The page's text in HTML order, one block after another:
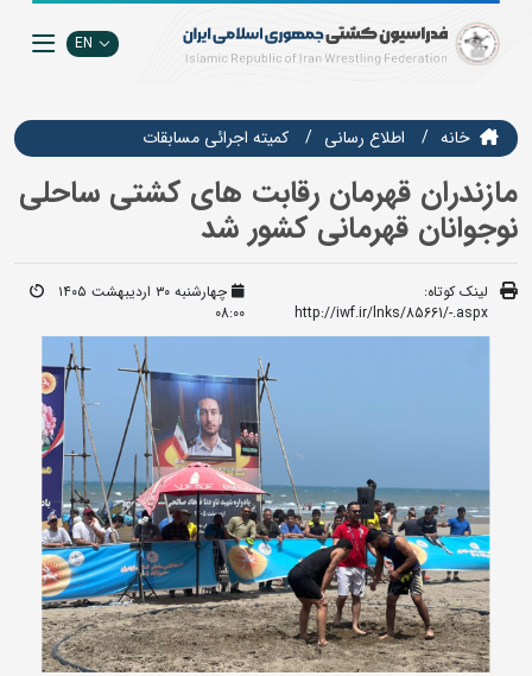
EN
خانه اطلاع رسانی كميته اجرائي مسابقات
مازندران قهرمان رقابت های کشتی ساحلی
نوجوانان قهرمانی کشور شد
لینک کوتاه:
http://iwf.ir/lnks/85661/-.aspx
چهارشنبه ۳۰ اردیبهشت ۱۴۰۵
08:00